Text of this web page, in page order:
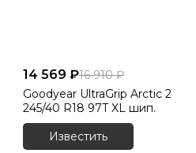
14 569 ₽16 910 ₽
Goodyear UltraGrip Arctic 2
245/40 R18 97T XL шип.
Известить